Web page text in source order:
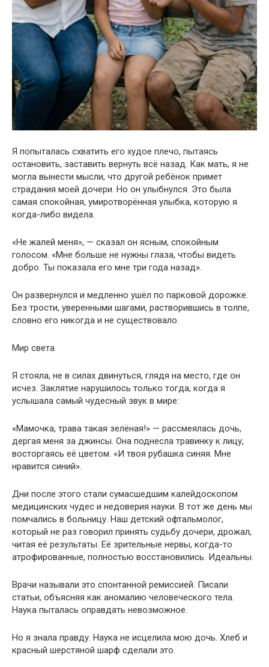
Я попыталась схватить его худое плечо, пытаясь
остановить, заставить вернуть всё назад. Как мать, я не
могла вынести мысли, что другой ребёнок примет
страдания моей дочери. Но он улыбнулся. Это была
самая спокойная, умиротворённая улыбка, которую я
когда-либо видела.
«Не жалей меня», — сказал он ясным, спокойным
голосом. «Мне больше не нужны глаза, чтобы видеть
добро. Ты показала его мне три года назад».
Он развернулся и медленно ушёл по парковой дорожке.
Без трости, уверенными шагами, растворившись в толпе,
словно его никогда и не существовало.
Мир света
Я стояла, не в силах двинуться, глядя на место, где он
исчез. Заклятие нарушилось только тогда, когда я
услышала самый чудесный звук в мире:
«Мамочка, трава такая зелёная!» — рассмеялась дочь,
дергая меня за джинсы. Она поднесла травинку к лицу,
восторгаясь её цветом. «И твоя рубашка синяя. Мне
нравится синий».
Дни после этого стали сумасшедшим калейдоскопом
медицинских чудес и недоверия науки. В тот же день мы
помчались в больницу. Наш детский офтальмолог,
который не раз говорил принять судьбу дочери, дрожал,
читая её результаты. Её зрительные нервы, когда-то
атрофированные, полностью восстановились. Идеальны.
Врачи называли это спонтанной ремиссией. Писали
статьи, объясняя как аномалию человеческого тела.
Наука пыталась оправдать невозможное.
Но я знала правду. Наука не исцелила мою дочь. Хлеб и
красный шерстяной шарф сделали это.